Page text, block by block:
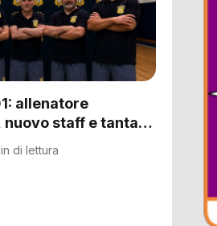
allenatore
staff e tanta
dopo la
di lettura